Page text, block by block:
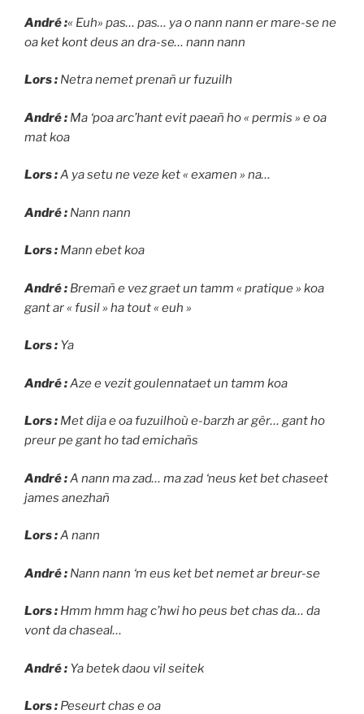
André :« Euh» pas… pas… ya o nann nann er mare-se ne
oa ket kont deus an dra-se… nann nann
Lors : Netra nemet prenañ ur fuzuilh
André : Ma ‘poa arc’hant evit paeañ ho « permis » e oa
mat koa
Lors :A ya setu ne veze ket « examen » na…
André : Nann nann
Lors : Mann ebet koa
André : Bremañ e vez graet un tamm « pratique » koa
gant ar « fusil » ha tout « euh »
Lors : Ya
André :Aze e vezit goulennataet un tamm koa
Lors : Met dija e oa fuzuilhoù e-barzh ar gêr… gant ho
preur pe gant ho tad emichañs
André :A nann ma zad… ma zad ‘neus ket bet chaseet
james anezhañ
Lors :A nann
André : Nann nann ‘m eus ket bet nemet ar breur-se
Lors : Hmm hmm hag c’hwi ho peus bet chas da… da
vont da chaseal…
André : Ya betek daou vil seitek
Lors : Peseurt chas e oa